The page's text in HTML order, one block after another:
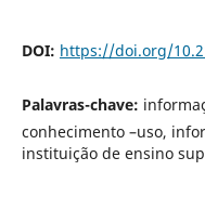
DOI: https://doi.org/
Palavras-chave:
conhecimento –uso,
instituição de ensino